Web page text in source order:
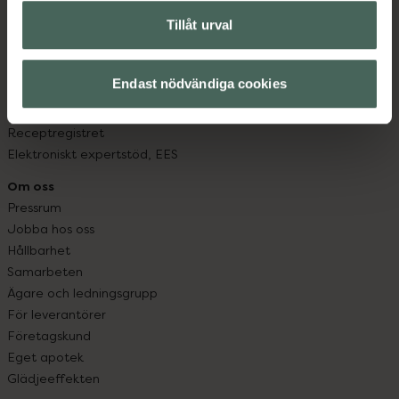
Tillåt urval
Endast nödvändiga cookies
Om recept och läkemedel
Högkostnadsskyddet
Lämna in gammal medicin
Resa med läkemedel
Receptregistret
Elektroniskt expertstöd, EES
Om oss
Pressrum
Jobba hos oss
Hållbarhet
Samarbeten
Ägare och ledningsgrupp
För leverantörer
Företagskund
Eget apotek
Glädjeeffekten